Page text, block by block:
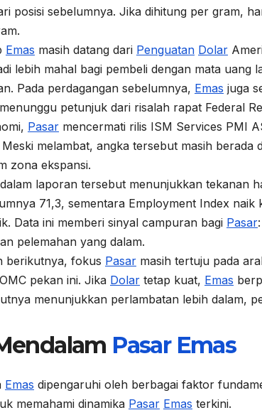
posisi sebelumnya. Jika dihitung per gram,
Emas masih datang dari Penguatan Dolar
lebih mahal bagi pembeli dengan mata uang
Pada perdagangan sebelumnya, Emas juga
petunjuk dari risalah rapat Federal
Pasar mencermati rilis ISM Services PMI
melambat, angka tersebut masih berada
zona ekspansi.
laporan tersebut menunjukkan tekanan
71,3, sementara Employment Index
Data ini memberi sinyal campuran bagi Pasar
pelemahan yang dalam.
berikutnya, fokus Pasar masih tertuju pada
pekan ini. Jika Dolar tetap kuat, Emas
menunjukkan perlambatan lebih dalam,
Pasar Emas
Emas dipengaruhi oleh berbagai faktor
memahami dinamika Pasar Emas terkini.